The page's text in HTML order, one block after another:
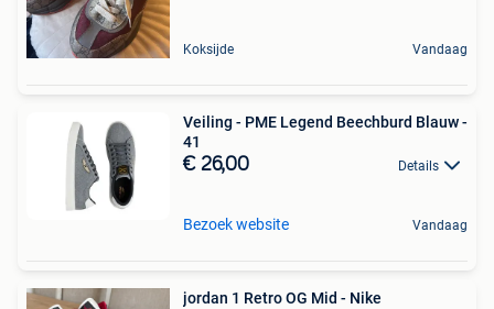
Koksijde Vandaag
Veiling - PME Legend Beechburd Blauw -
41
€ 26,00 Details
Bezoek website Vandaag
jordan 1 Retro OG Mid - Nike